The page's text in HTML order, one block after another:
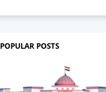
POPULAR POSTS